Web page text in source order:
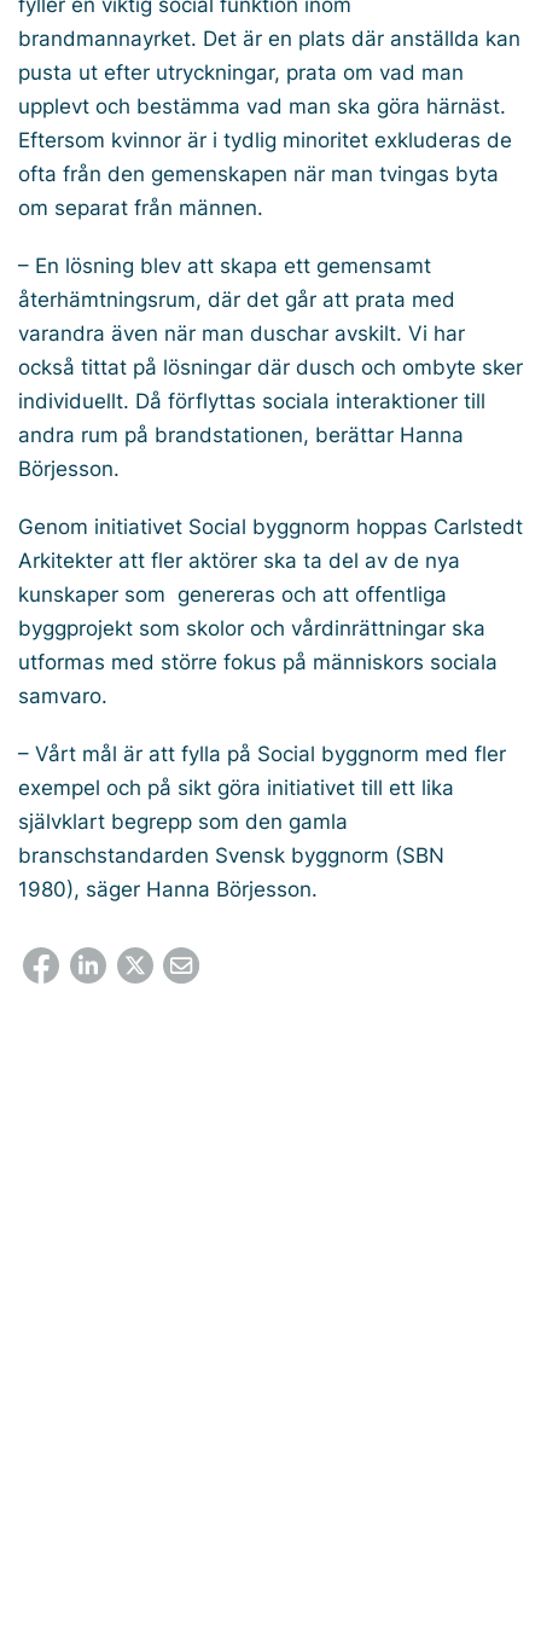
brandmannayrket. Det är en plats där anställda kan
pusta ut efter utryckningar, prata om vad man
upplevt och bestämma vad man ska göra härnäst.
Eftersom kvinnor är i tydlig minoritet exkluderas de
ofta från den gemenskapen när man tvingas byta
om separat från männen.
– En lösning blev att skapa ett gemensamt
återhämtningsrum, där det går att prata med
varandra även när man duschar avskilt. Vi har
också tittat på lösningar där dusch och ombyte sker
individuellt. Då förflyttas sociala interaktioner till
andra rum på brandstationen, berättar Hanna
Börjesson.
Genom initiativet Social byggnorm hoppas Carlstedt
Arkitekter att fler aktörer ska ta del av de nya
kunskaper som genereras och att offentliga
byggprojekt som skolor och vårdinrättningar ska
utformas med större fokus på människors sociala
samvaro.
– Vårt mål är att fylla på Social byggnorm med fler
exempel och på sikt göra initiativet till ett lika
självklart begrepp som den gamla
branschstandarden Svensk byggnorm (SBN
1980), säger Hanna Börjesson.